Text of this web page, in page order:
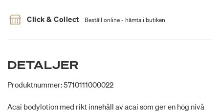
Click & Collect Beställ online - hämta i butiken
DETALJER
Produktnummer: 5710111000022
Acai bodylotion med rikt innehåll av acai som ger en hög nivå